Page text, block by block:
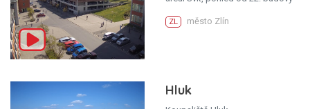
ZL město Zlín
Hluk